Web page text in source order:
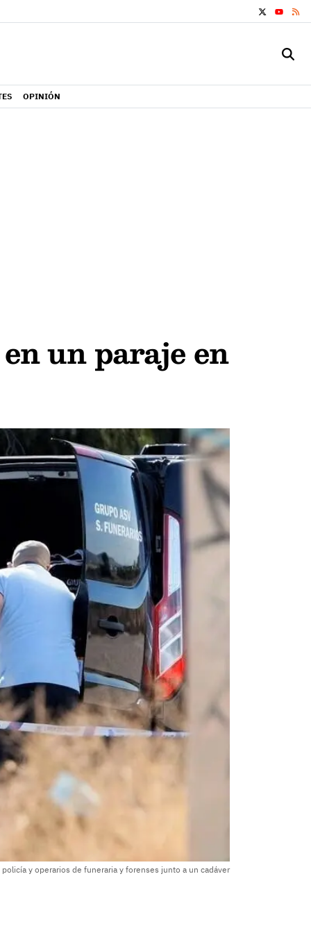
YOUTUBE
OPINIÓN
un paraje en
y operarios de funeraria y forenses junto a un cadáver